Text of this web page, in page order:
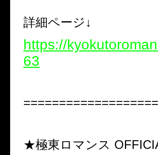
詳細ページ↓
https://
63
★極東ロマンス